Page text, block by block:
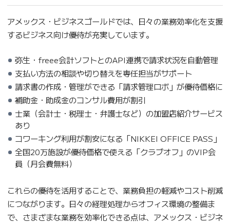
アメックス・ビジネスゴールドでは、日々の業務効率化を支援
するビジネス向け優待が充実しています。
弥生・freee会計ソフトとのAPI連携で請求状況を自動管理
支払い方法の相談や切り替えを専任担当がサポート
請求書の作成・管理ができる「請求管理ロボ」が優待価格に
補助金・助成金のコンサル費用が割引
士業（会計士・税理士・弁護士など）の加盟店紹介サービス
あり
コワーキング利用が割安になる「NIKKEI OFFICE PASS」
全国20万施設が優待価格で使える「クラブオフ」のVIP会
員（月会費無料）
これらの優待を活用することで、業務負担の軽減やコスト削減
につながります。日々の経理処理からオフィス環境の整備ま
で、さまざまな業務を効率化できる点は、アメックス・ビジネ